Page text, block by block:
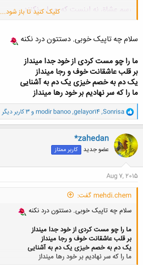
رسم عشاق نه اينست که جبران نکنند
جان بها داشت ولي مفت به آزادي رفت
من نه آنم که دگر دل به خرابات دهم
گرچهسختاست که از دلبر زيبا گذرم
فرصتي نيست دگر وقت تمام است کنون
تازهمعلومشُد، كه چقدر ،آواره تر ودَر بِـدَرم
کلیک کنید تا باز شود...
سلام چه تاپیک خوبی. دستتون درد نکنه
ما را چو مست کردی از خود جدا مینداز
بر قلب عاشقانت خوف و رجا مینداز
یک دم به خصم خیزی یک دم به آشنایی
ما را که سر نهادیم بر خود رها مینداز
و
ا
ک
ن
ش
ه
ا
Sonrisa
,
gelayor14
,
modir banoo و 3 کاربر دیگر
*zahedan
عضو جدید کاربر ممتاز
Aug 7, 2015
mehdi.chem گفت:
سلام چه تاپیک خوبی. دستتون درد نکنه
ما را چو مست کردی از خود جدا مینداز
بر قلب عاشقانت خوف و رجا مینداز
یک دم به خصم خیزی یک دم به آشنایی
ما را که سر نهادیم بر خود رها مینداز